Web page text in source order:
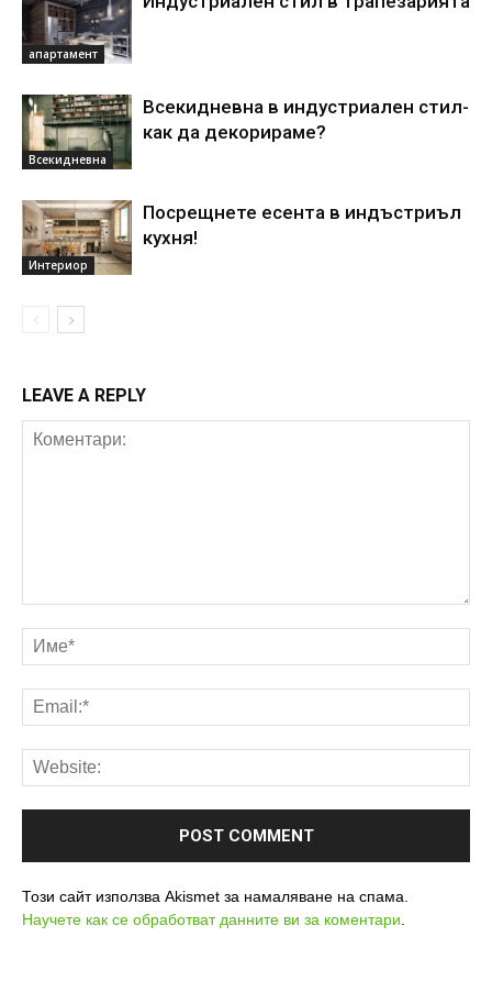
апартамент
Всекидневна
Всекидневна в индустриален стил-
как да декорираме?
Интериор
Посрещнете есента в индъстриъл
кухня!
LEAVE A REPLY
Този сайт използва Akismet за намаляване на спама.
Научете как се обработват данните ви за коментари